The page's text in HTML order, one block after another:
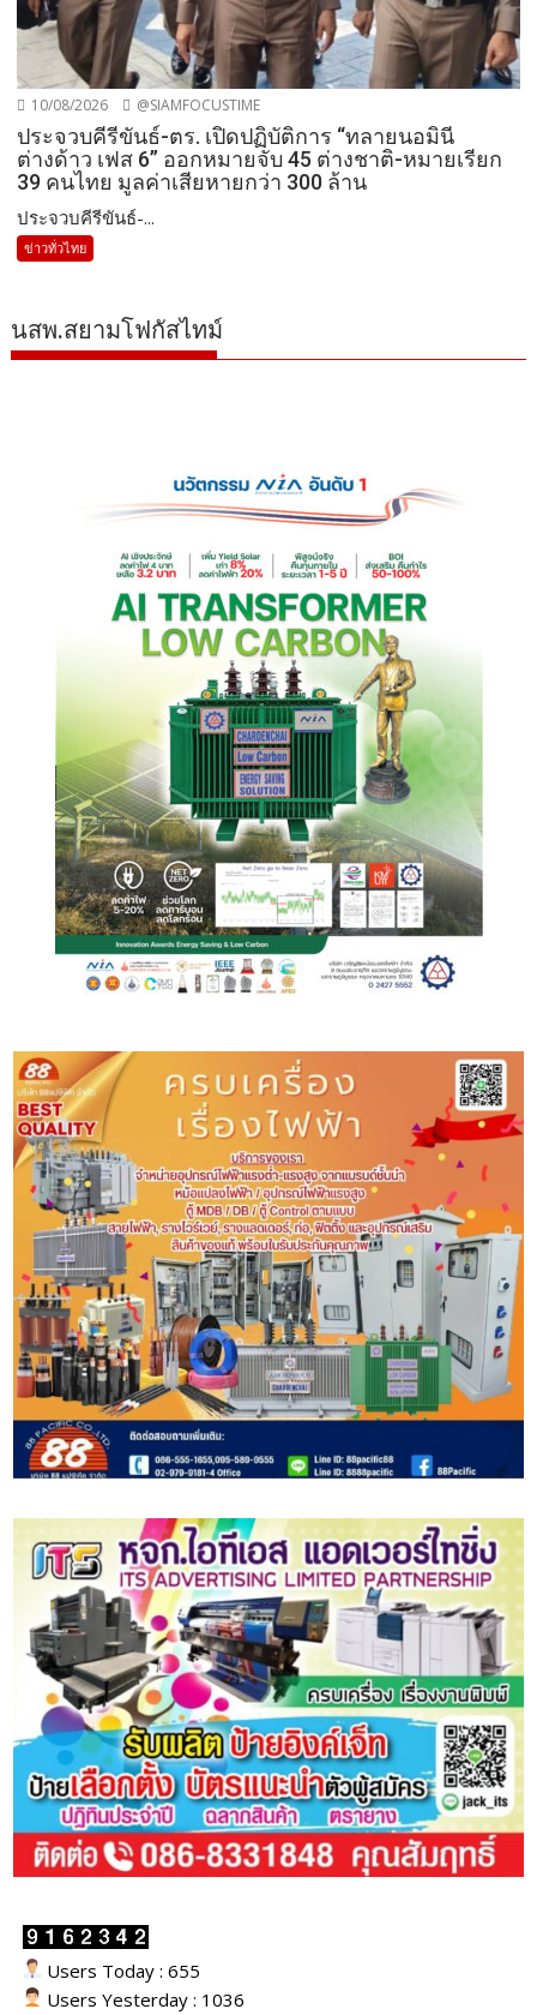
10/08/2026 @SIAMFOCUSTIME
ประจวบคีรีขันธ์-ตร. เปิดปฏิบัติการ “ทลายนอมินี
ต่างด้าว เฟส 6” ออกหมายจับ 45 ต่างชาติ-หมายเรียก
39 คนไทย มูลค่าเสียหายกว่า 300 ล้าน
ประจวบคีรีขันธ์-...
ข่าวทั่วไทย
นสพ.สยามโฟกัสไทม์
Users Today : 655
Users Yesterday : 1036